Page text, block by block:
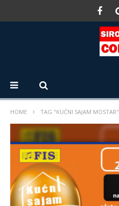
HOME TAG "KUĆNI SAJAM MOSTAR"